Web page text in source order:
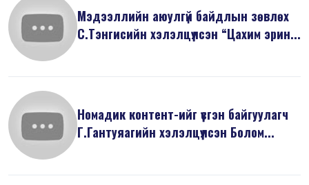
Мэдээллийн аюулгүй байдлын зөвлөх
С.Тэнгисийн хэлэлцүүлсэн “Цахим эрин...
Номадик контент-ийг үүсгэн байгуулагч
Г.Гантуяагийн хэлэлцүүлсэн Болом...